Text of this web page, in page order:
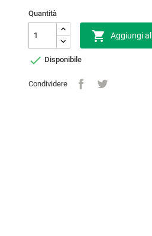
Quantità
 Aggiungi
 Disponibile
Condividere